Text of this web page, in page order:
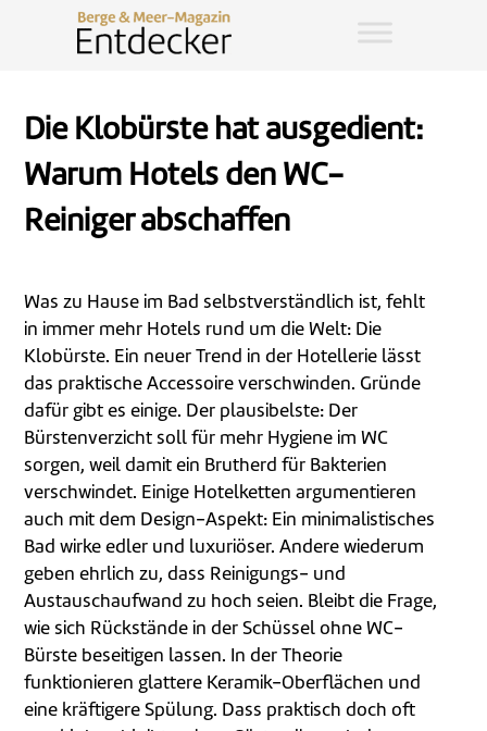
Die Klobürste hat ausgedient:
Warum Hotels den WC-
Reiniger abschaffen
Was zu Hause im Bad selbstverständlich ist, fehlt
in immer mehr Hotels rund um die Welt: Die
Klobürste. Ein neuer Trend in der Hotellerie lässt
das praktische Accessoire verschwinden. Gründe
dafür gibt es einige. Der plausibelste: Der
Bürstenverzicht soll für mehr Hygiene im WC
sorgen, weil damit ein Brutherd für Bakterien
verschwindet. Einige Hotelketten argumentieren
auch mit dem Design-Aspekt: Ein minimalistisches
Bad wirke edler und luxuriöser. Andere wiederum
geben ehrlich zu, dass Reinigungs- und
Austauschaufwand zu hoch seien. Bleibt die Frage,
wie sich Rückstände in der Schüssel ohne WC-
Bürste beseitigen lassen. In der Theorie
funktionieren glattere Keramik-Oberflächen und
eine kräftigere Spülung. Dass praktisch doch oft